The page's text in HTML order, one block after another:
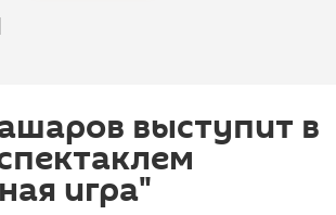
выступит в
игра"